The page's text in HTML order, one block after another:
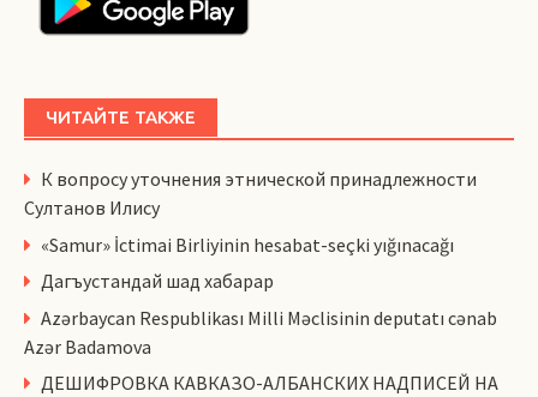
ЧИТАЙТЕ ТАКЖЕ
К вопросу уточнения этнической принадлежности
Султанов Илису
«Samur» İctimai Birliyinin hesabat-seçki yığınacağı
Дагъустандай шад хабарар
Azərbaycan Respublikası Milli Məclisinin deputatı cənab
Azər Badamova
ДЕШИФРОВКА КАВКАЗО-АЛБАНСКИХ НАДПИСЕЙ НА